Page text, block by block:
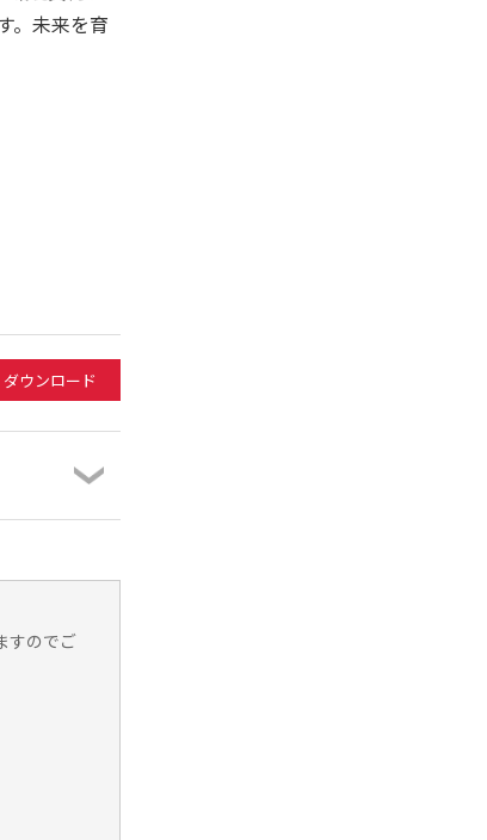
。未来を育
ダウンロード
すのでご